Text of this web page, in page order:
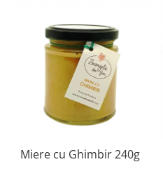
Miere cu Ghimbir 240g